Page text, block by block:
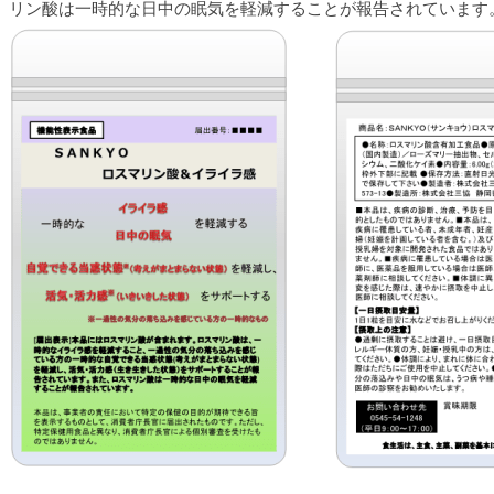
リン酸は一時的な日中の眠気を軽減することが報告されています